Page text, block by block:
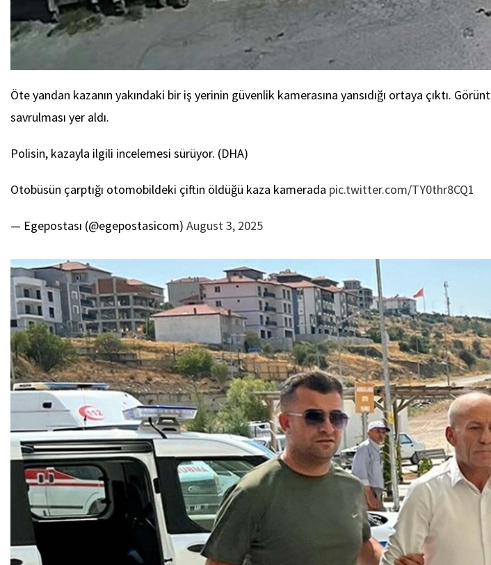
Öte yandan kazanın yakındaki bir iş yerinin güvenlik kamerasına yansıdığı ortaya çıktı.
savrulması yer aldı.
Polisin, kazayla ilgili incelemesi sürüyor. (DHA)
Otobüsün çarptığı otomobildeki çiftin öldüğü kaza kamerada pic.twitter.com/TY0thr8CQ1
— Egepostası (@egepostasicom) August 3, 2025